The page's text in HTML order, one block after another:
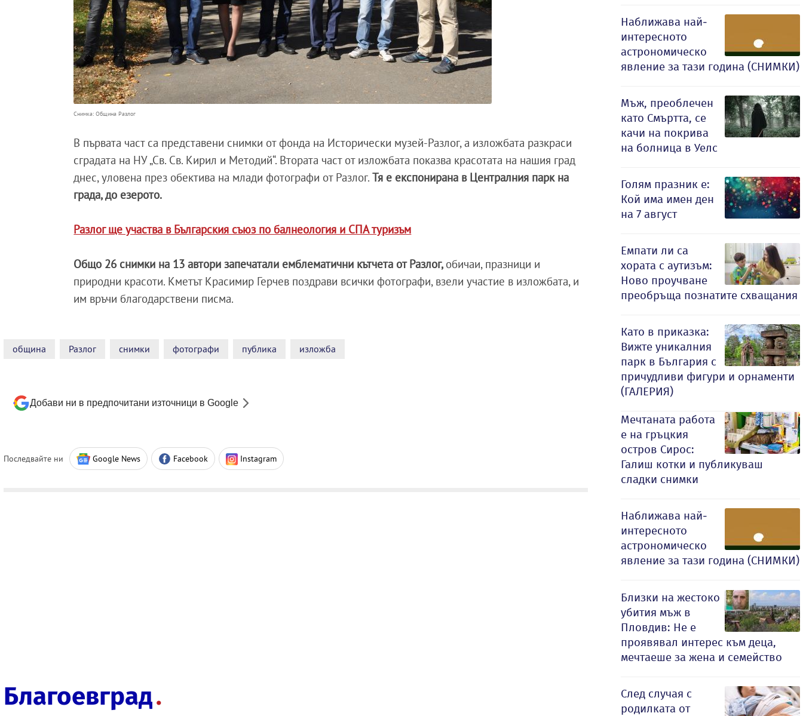
Снимка: Община Разлог
В първата част са представени снимки от фонда на Исторически музей-Разлог, а изложбата разкраси
сградата на НУ „Св. Св. Кирил и Методий“. Втората част от изложбата показва красотата на нашия град
днес, уловена през обектива на млади фотографи от Разлог.Тя е експонирана в Централния парк на
града, до езерото.
Разлог ще участва в Българския съюз по балнеология и СПА туризъм
Общо 26 снимки на 13 автори запечатали емблематични кътчета от Разлог, обичаи, празници и
природни красоти. Кметът Красимир Герчев поздрави всички фотографи, взели участие в изложбата, и
им връчи благодарствени писма.
община Разлог снимки фотографи публика изложба
Добави ни в предпочитани източници в Google
Последвайте ни Google News Facebook Instagram
Благоевград
Наближава най-
интересното
астрономическо
явление за тази година (СНИМКИ)
Мъж, преоблечен
като Смъртта, се
качи на покрива
на болница в Уелс
Голям празник е:
Кой има имен ден
на 7 август
Емпати ли са
хората с аутизъм:
Ново проучване
преобръща познатите схващания
Като в приказка:
Вижте уникалния
парк в България с
причудливи фигури и орнаменти
(ГАЛЕРИЯ)
Мечтаната работа
е на гръцкия
остров Сирос:
Галиш котки и публикуваш
сладки снимки
Наближава най-
интересното
астрономическо
явление за тази година (СНИМКИ)
Близки на жестоко
убития мъж в
Пловдив: Не е
проявявал интерес към деца,
мечтаеше за жена и семейство
След случая с
родилката от